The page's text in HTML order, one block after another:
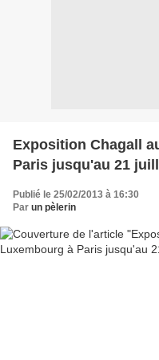
Exposition Chagall
Paris jusqu'au 21
Publié le 25/02/2013 à 16:30
Par un pèlerin